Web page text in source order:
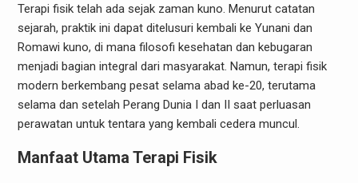
Terapi fisik telah ada sejak zaman kuno. Menurut catatan
sejarah, praktik ini dapat ditelusuri kembali ke Yunani dan
Romawi kuno, di mana filosofi kesehatan dan kebugaran
menjadi bagian integral dari masyarakat. Namun, terapi fisik
modern berkembang pesat selama abad ke-20, terutama
selama dan setelah Perang Dunia I dan II saat perluasan
perawatan untuk tentara yang kembali cedera muncul.
Manfaat Utama Terapi Fisik